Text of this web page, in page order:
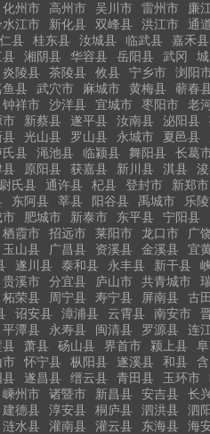
化州市 高州市 吴川市 雷州市 廉
水江市 新化县 双峰县 洪江市 通
县 桂东县 汝城县 临武县 嘉禾县
县 湘阴县 华容县 岳阳县 武冈
炎陵县 茶陵县 攸县 宁乡市 浏阳
鱼县 武穴市 麻城市 黄梅县 蕲春
钟祥市 沙洋县 宜城市 枣阳市
老
新蔡县 遂平县 汝南县 泌阳县
县 光山县 罗山县 永城市 夏邑县
氏县 渑池县 临颍县 舞阳县 长葛
县 原阳县 获嘉县 新川县 淇县
尉氏县 通许县 杞县 登封市 新郑市
东阿县 莘县 阳谷县 禹城市 乐
肥城市 新泰市 东平县 宁阳县
栖霞市 招远市 莱阳市 龙口市 广
玉山县 广昌县 资溪县 金溪县 宜
遂川县 泰和县 永丰县 新干县
贵溪市 分宜县 庐山市 共青城市
柘荣县 周宁县 寿宁县 屏南县 古
诏安县 漳浦县 云霄县 南安市
平潭县 永寿县 闽清县 罗源县 连
县 萧县 砀山县 界首市 颍上县
怀宁县 枞阳县 遂溪县 和县
县 遂昌县 缙云县 青田县 玉环市
嵊州市 诸暨市 新昌县 安吉县 长
建德县 淳安县 桐庐县 泗洪县 泗
涟水县 灌南县 灌云县 东海县 海